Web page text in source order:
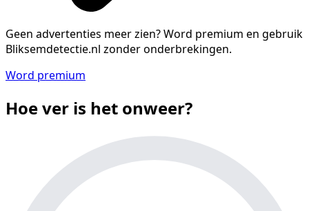
Geen advertenties meer zien?Word premium en gebruik
Bliksemdetectie.nl zonder onderbrekingen.
Word premium
Hoe ver is het onweer?